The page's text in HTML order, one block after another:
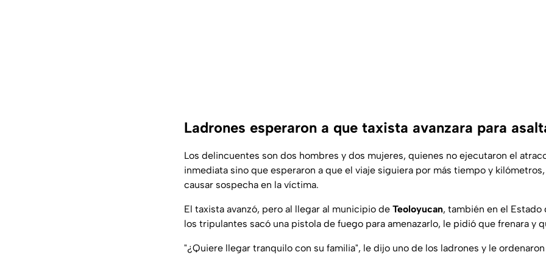
Ladrones esperaron a que taxista avanzara para
Los delincuentes son dos hombres y dos mujeres, quienes no ejecutaron el
inmediata sino que esperaron a que el viaje siguiera por más tiempo y
causar sospecha en la víctima.
El taxista avanzó, pero al llegar al municipio de Teoloyucan, también en el Estado
los tripulantes sacó una pistola de fuego para amenazarlo, le pidió que frenara y
"¿Quiere llegar tranquilo con su familia", le dijo uno de los ladrones y le